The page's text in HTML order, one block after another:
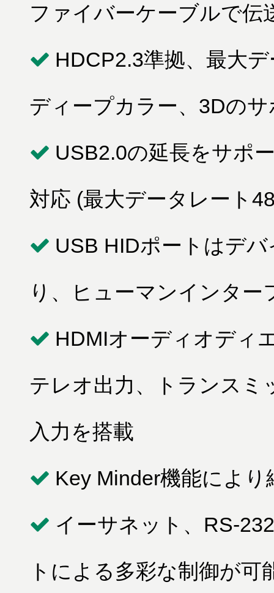
ファイバーケーブルで伝
HDCP2.3準拠、最大
ディープカラー、3Dの
USB2.0の延長をサポ
対応 (最大データレート
USB HIDポートはデ
り、ヒューマンインタ
HDMIオーディオディ
テレオ出力、トランスミ
入力を搭載
Key Minder機能によ
イーサネット、RS-
トによる多彩な制御が可